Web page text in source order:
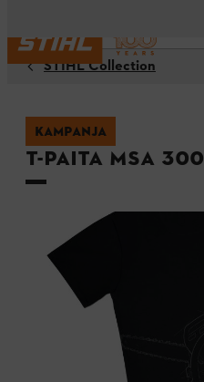
STIHL Collection
KAMPANJA
T-paita MSA 300